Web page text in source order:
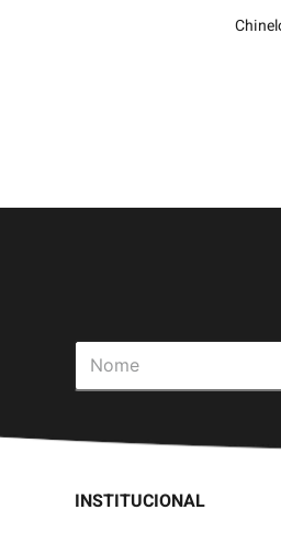
INSTITUCIONAL